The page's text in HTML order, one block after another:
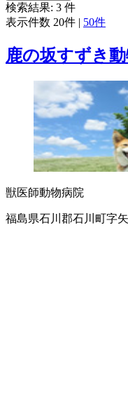
検索結果: 3 件
表示件数 20件 | 50件
鹿の坂すずき
獣医師動物病院
福島県石川郡石川町字